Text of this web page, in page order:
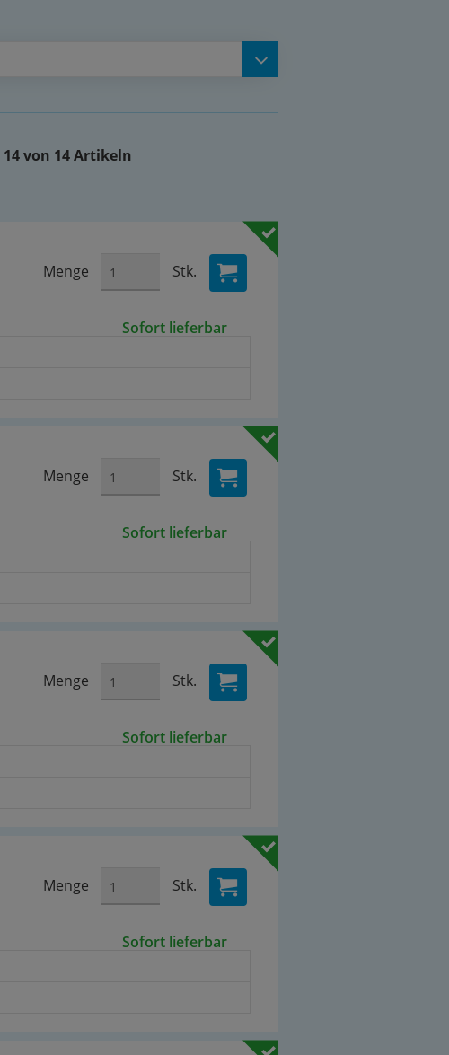
14 von 14 Artikeln
Menge Stk.
Sofort lieferbar
Menge Stk.
Sofort lieferbar
Menge Stk.
Sofort lieferbar
Menge Stk.
Sofort lieferbar